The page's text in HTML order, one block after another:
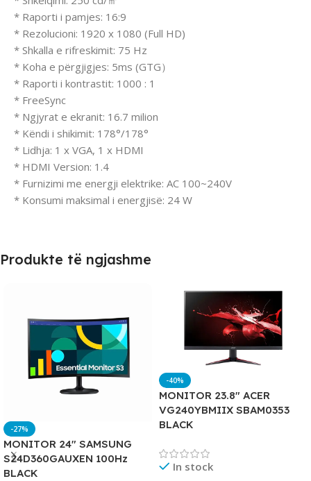
* Raporti i pamjes: 16:9
* Rezolucioni: 1920 x 1080 (Full HD)
* Shkalla e rifreskimit: 75 Hz
* Koha e përgjigjes: 5ms (GTG）
* Raporti i kontrastit: 1000 : 1
* FreeSync
* Ngjyrat e ekranit: 16.7 milion
* Këndi i shikimit: 178°/178°
* Lidhja: 1 x VGA, 1 x HDMI
* HDMI Version: 1.4
* Furnizimi me energji elektrike: AC 100~240V
* Konsumi maksimal i energjisë: 24 W
Produkte të ngjashme
-27%
MONITOR 24″ SAMSUNG
S24D360GAUXEN 100Hz
BLACK
-40%
MONITOR 23.8″ ACER
VG240YBMIIX SBAM0353
BLACK
In stock